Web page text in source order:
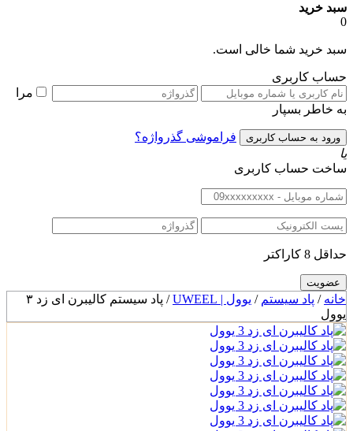
سبد خرید
0
سبد خرید شما خالی است.
حساب کاربری
مرا
به خاطر بسپار
فراموشی گذرواژه؟
یا
ساخت حساب کاربری
حداقل 8 کاراکتر
خانه / پاد سیستم / یوول | UWEEL
/ پاد سیستم کالیبرن ای زد ۳
یوول